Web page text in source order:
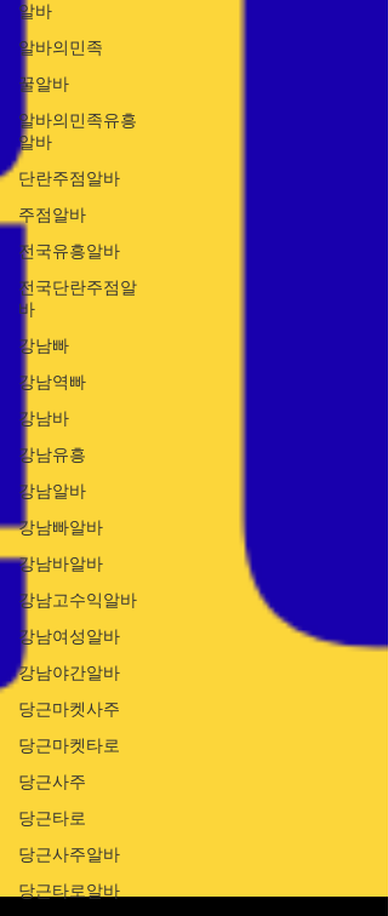
알바
알바의민족
꿀알바
알바의민족유흥
알바
단란주점알바
주점알바
전국유흥알바
전국단란주점알
바
강남빠
강남역빠
강남바
강남유흥
강남알바
강남빠알바
강남바알바
강남고수익알바
강남여성알바
강남야간알바
당근마켓사주
당근마켓타로
당근사주
당근타로
당근사주알바
당근타로알바